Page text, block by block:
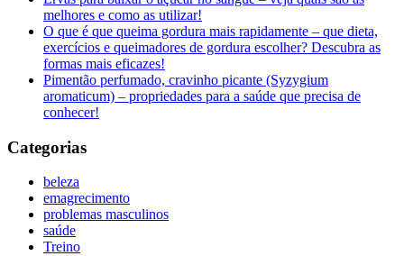
melhores e como as utilizar!
O que é que queima gordura mais rapidamente – que dieta,
exercícios e queimadores de gordura escolher? Descubra as
formas mais eficazes!
Pimentão perfumado, cravinho picante (Syzygium
aromaticum) – propriedades para a saúde que precisa de
conhecer!
Categorias
beleza
emagrecimento
problemas masculinos
saúde
Treino